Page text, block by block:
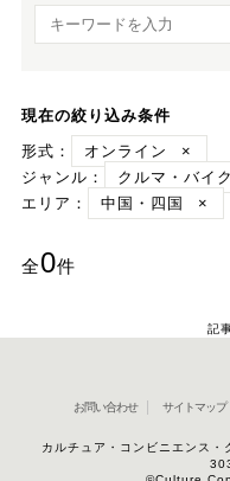
キーワード検索
現在の絞り込み条件
形式：
オンライン
×
ジャンル：
クルマ・バイク
エリア：
中国・四国 ×
全0件
記
お問い合わせ サイトマップ
カルチュア・コンビニエンス